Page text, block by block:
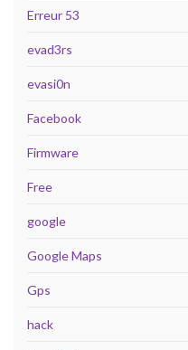
Erreur 53
evad3rs
evasi0n
Facebook
Firmware
Free
google
Google Maps
Gps
hack